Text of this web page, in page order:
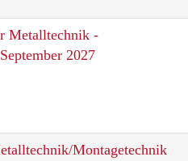
Metalltechnik -
2027
Montagetechnik